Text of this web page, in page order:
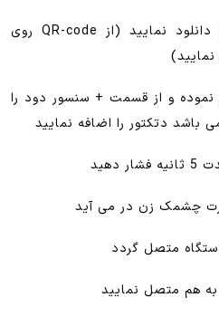
2- اپلیکیشن TuyaSmart را دانلود نمایید (از QR-code روی
نموده و از قسمت + سنسور دود را
دتکتور را اضافه نمایید